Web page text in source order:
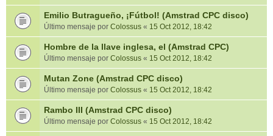
Emilio Butragueño, ¡Fútbol! (Amstrad CPC disco)
Último mensaje por Colossus « 15 Oct 2012, 18:42
Hombre de la llave inglesa, el (Amstrad CPC)
Último mensaje por Colossus « 15 Oct 2012, 18:42
Mutan Zone (Amstrad CPC disco)
Último mensaje por Colossus « 15 Oct 2012, 18:42
Rambo III (Amstrad CPC disco)
Último mensaje por Colossus « 15 Oct 2012, 18:42